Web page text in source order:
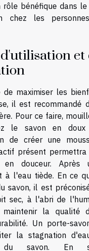
rôle bénéfique dans
chez les
et
de maximiser les
il est recommandé
Pour ce faire,
le savon en doux
de créer une
présent
douceur. Après
à l'eau tiède. En ce
savon, il est
sec, à l'abri de
maintenir la qualité
Un porte-
la stagnation
du savon. En